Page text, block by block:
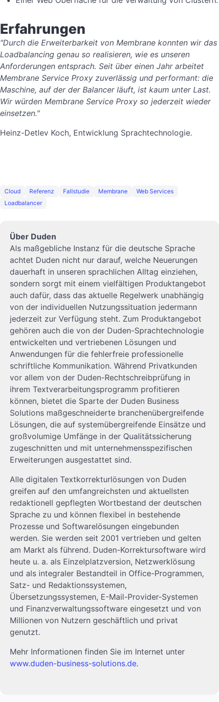
Erfahrungen
"Durch die Erweiterbarkeit von Membrane konnten wir das
Loadbalancing genau so realisieren, wie es unseren
Anforderungen entsprach. Seit über einen Jahr arbeitet
Membrane Service Proxy zuverlässig und performant: die
Maschine, auf der der Balancer läuft, ist kaum unter Last.
Wir würden Membrane Service Proxy so jederzeit wieder
einsetzen."
Heinz-Detlev Koch, Entwicklung Sprachtechnologie.
Cloud Referenz Fallstudie Membrane
Web Services
Loadbalancer
Über Duden
Als maßgebliche Instanz für die deutsche Sprache
achtet Duden nicht nur darauf, welche Neuerungen
dauerhaft in unseren sprachlichen Alltag einziehen,
sondern sorgt mit einem vielfältigen Produktangebot
auch dafür, dass das aktuelle Regelwerk unabhängig
von der individuellen Nutzungssituation jedermann
jederzeit zur Verfügung steht. Zum Produktangebot
gehören auch die von der Duden-Sprachtechnologie
entwickelten und vertriebenen Lösungen und
Anwendungen für die fehlerfreie professionelle
schriftliche Kommunikation. Während Privatkunden
vor allem von der Duden-Rechtschreibprüfung in
ihrem Textverarbeitungsprogramm profitieren
können, bietet die Sparte der Duden Business
Solutions maßgeschneiderte branchenübergreifende
Lösungen, die auf systemübergreifende Einsätze und
großvolumige Umfänge in der Qualitätssicherung
zugeschnitten und mit unternehmensspezifischen
Erweiterungen ausgestattet sind.
Alle digitalen Textkorrekturlösungen von Duden
greifen auf den umfangreichsten und aktuellsten
redaktionell gepflegten Wortbestand der deutschen
Sprache zu und können flexibel in bestehende
Prozesse und Softwarelösungen eingebunden
werden. Sie werden seit 2001 vertrieben und gelten
am Markt als führend. Duden-Korrektursoftware wird
heute u. a. als Einzelplatzversion, Netzwerklösung
und als integraler Bestandteil in Office-Programmen,
Satz- und Redaktionssystemen,
Übersetzungssystemen, E-Mail-Provider-Systemen
und Finanzverwaltungssoftware eingesetzt und von
Millionen von Nutzern geschäftlich und privat
genutzt.
Mehr Informationen finden Sie im Internet unter
www.duden-business-solutions.de.